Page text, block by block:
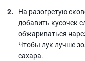
На разогретую
добавить кусочек
обжариваться
Чтобы лук лучше
сахара.